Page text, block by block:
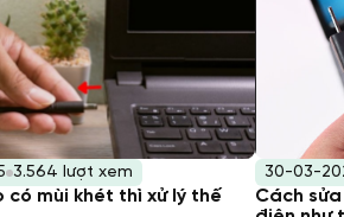
3.564 lượt xem
mùi khét thì xử lý thế
30-03-
Cách